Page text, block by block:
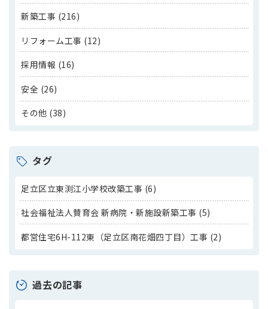
新築工事 (216)
リフォーム工事 (12)
採用情報 (16)
安全 (26)
その他 (38)
タグ
足立区立東渕江小学校改築工事 (6)
社会福祉法人賛育会 新病院・新施設新築工事 (5)
都営住宅6H-112東（足立区南花畑四丁目）工事 (2)
過去の記事